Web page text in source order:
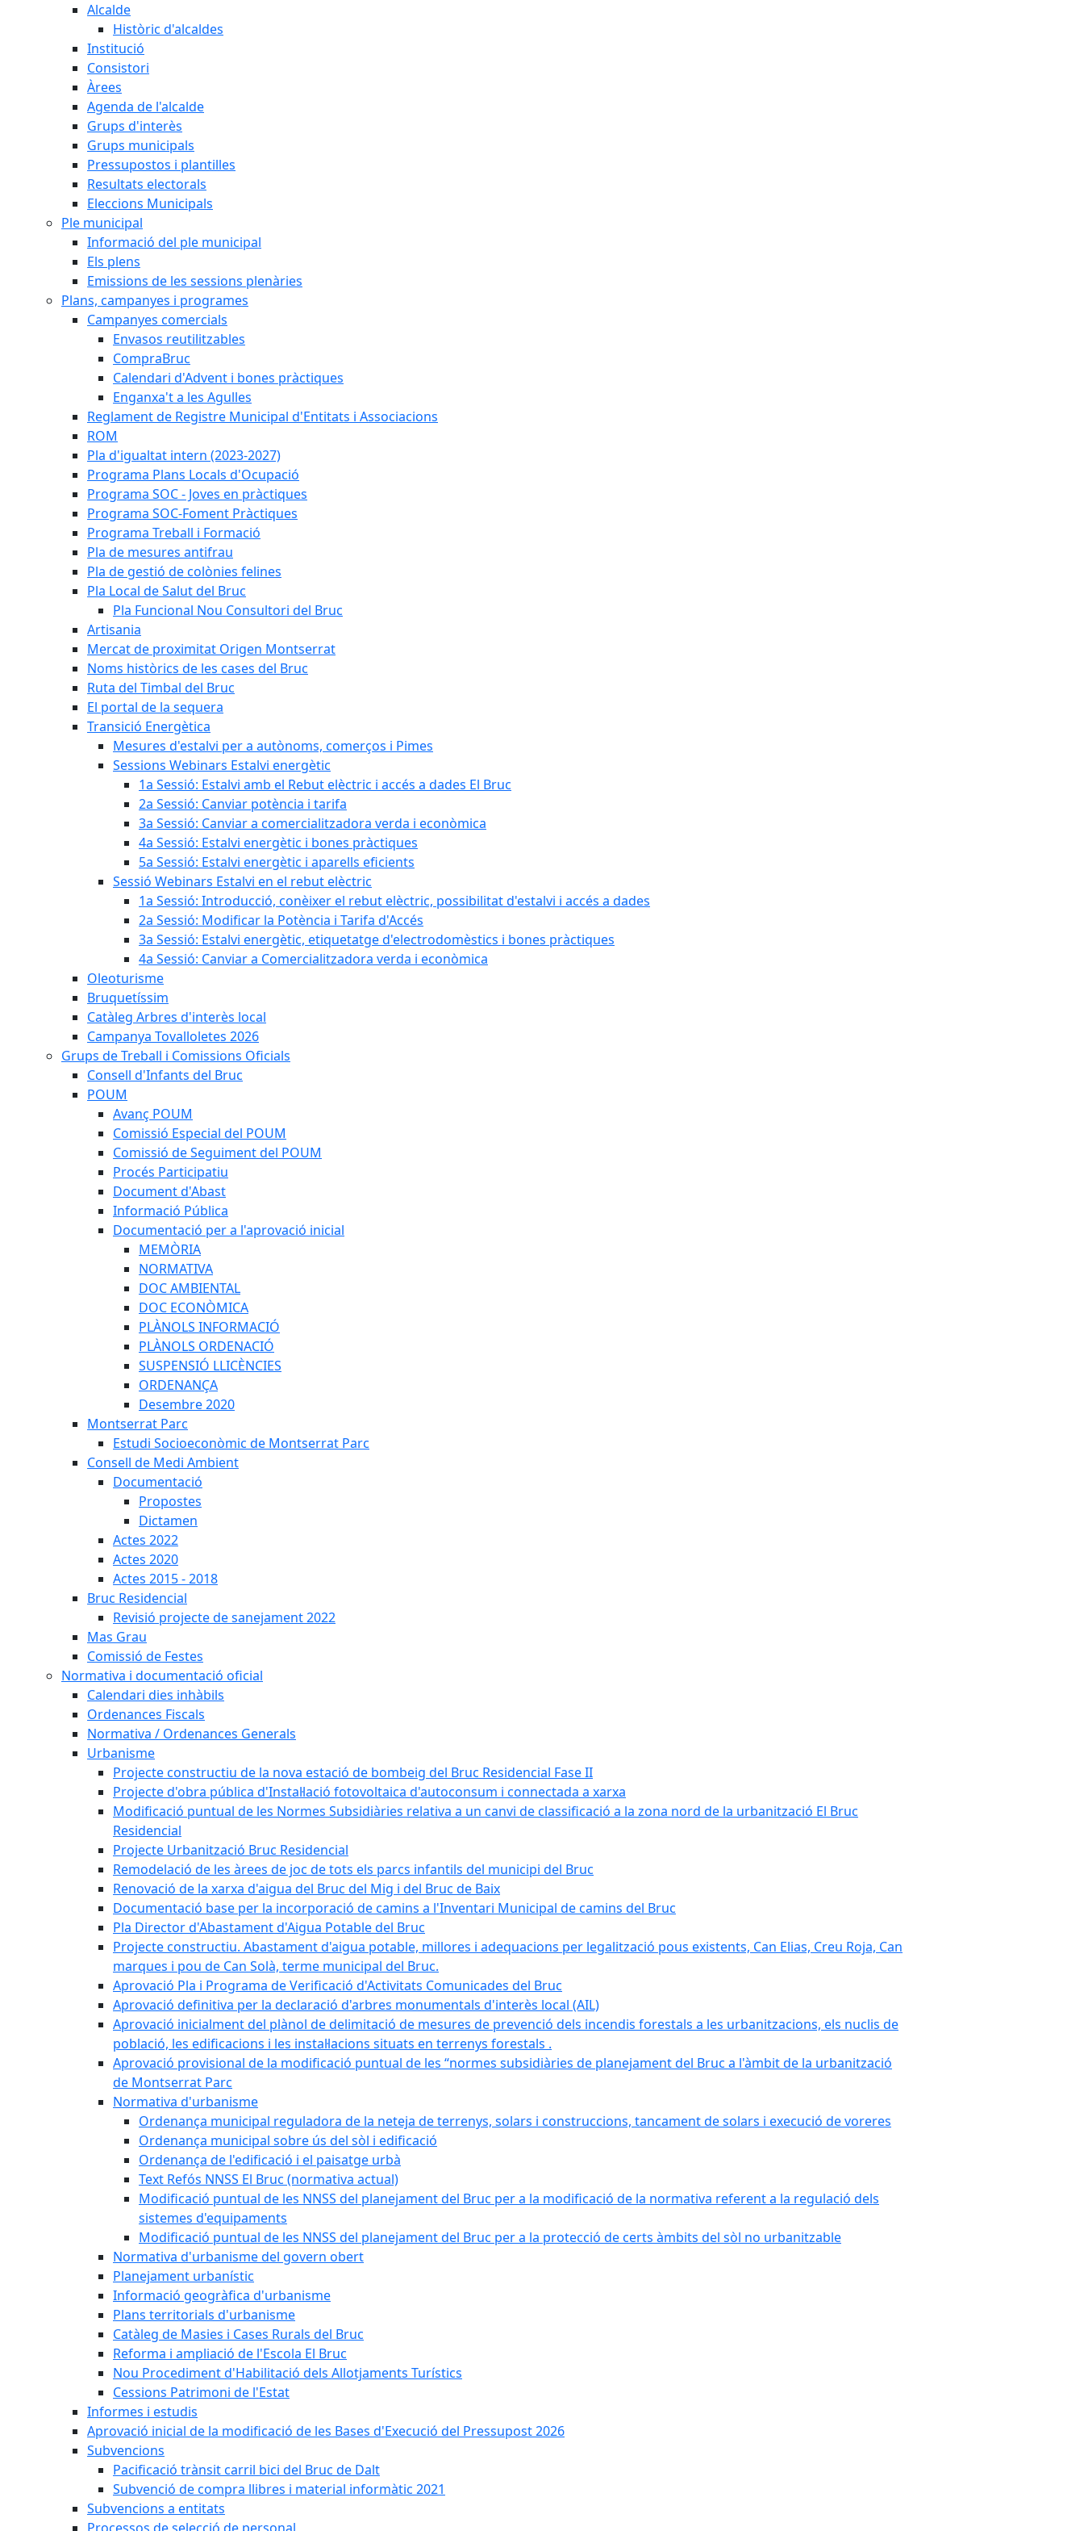
Alcalde
Històric d'alcaldes
Institució
Consistori
Àrees
Agenda de l'alcalde
Grups d'interès
Grups municipals
Pressupostos i plantilles
Resultats electorals
Eleccions Municipals
Ple municipal
Informació del ple municipal
Els plens
Emissions de les sessions plenàries
Plans, campanyes i programes
Campanyes comercials
Envasos reutilitzables
CompraBruc
Calendari d'Advent i bones pràctiques
Enganxa't a les Agulles
Reglament de Registre Municipal d'Entitats i Associacions
ROM
Pla d'igualtat intern (2023-2027)
Programa Plans Locals d'Ocupació
Programa SOC - Joves en pràctiques
Programa SOC-Foment Pràctiques
Programa Treball i Formació
Pla de mesures antifrau
Pla de gestió de colònies felines
Pla Local de Salut del Bruc
Pla Funcional Nou Consultori del Bruc
Artisania
Mercat de proximitat Origen Montserrat
Noms històrics de les cases del Bruc
Ruta del Timbal del Bruc
El portal de la sequera
Transició Energètica
Mesures d'estalvi per a autònoms, comerços i Pimes
Sessions Webinars Estalvi energètic
1a Sessió: Estalvi amb el Rebut elèctric i accés a dades El Bruc
2a Sessió: Canviar potència i tarifa
3a Sessió: Canviar a comercialitzadora verda i econòmica
4a Sessió: Estalvi energètic i bones pràctiques
5a Sessió: Estalvi energètic i aparells eficients
Sessió Webinars Estalvi en el rebut elèctric
1a Sessió: Introducció, conèixer el rebut elèctric, possibilitat d'estalvi i accés a dades
2a Sessió: Modificar la Potència i Tarifa d'Accés
3a Sessió: Estalvi energètic, etiquetatge d'electrodomèstics i bones pràctiques
4a Sessió: Canviar a Comercialitzadora verda i econòmica
Oleoturisme
Bruquetíssim
Catàleg Arbres d'interès local
Campanya Tovalloletes 2026
Grups de Treball i Comissions Oficials
Consell d'Infants del Bruc
POUM
Avanç POUM
Comissió Especial del POUM
Comissió de Seguiment del POUM
Procés Participatiu
Document d'Abast
Informació Pública
Documentació per a l'aprovació inicial
MEMÒRIA
NORMATIVA
DOC AMBIENTAL
DOC ECONÒMICA
PLÀNOLS INFORMACIÓ
PLÀNOLS ORDENACIÓ
SUSPENSIÓ LLICÈNCIES
ORDENANÇA
Desembre 2020
Montserrat Parc
Estudi Socioeconòmic de Montserrat Parc
Consell de Medi Ambient
Documentació
Propostes
Dictamen
Actes 2022
Actes 2020
Actes 2015 - 2018
Bruc Residencial
Revisió projecte de sanejament 2022
Mas Grau
Comissió de Festes
Normativa i documentació oficial
Calendari dies inhàbils
Ordenances Fiscals
Normativa / Ordenances Generals
Urbanisme
Projecte constructiu de la nova estació de bombeig del Bruc Residencial Fase II
Projecte d'obra pública d'Instal·lació fotovoltaica d'autoconsum i connectada a xarxa
Modificació puntual de les Normes Subsidiàries relativa a un canvi de classificació a la zona nord de la urbanització El Bruc
Residencial
Projecte Urbanització Bruc Residencial
Remodelació de les àrees de joc de tots els parcs infantils del municipi del Bruc
Renovació de la xarxa d'aigua del Bruc del Mig i del Bruc de Baix
Documentació base per la incorporació de camins a l'Inventari Municipal de camins del Bruc
Pla Director d'Abastament d'Aigua Potable del Bruc
Projecte constructiu. Abastament d'aigua potable, millores i adequacions per legalització pous existents, Can Elias, Creu Roja, Can
marques i pou de Can Solà, terme municipal del Bruc.
Aprovació Pla i Programa de Verificació d'Activitats Comunicades del Bruc
Aprovació definitiva per la declaració d'arbres monumentals d'interès local (AIL)
Aprovació inicialment del plànol de delimitació de mesures de prevenció dels incendis forestals a les urbanitzacions, els nuclis de
població, les edificacions i les instal·lacions situats en terrenys forestals .
Aprovació provisional de la modificació puntual de les “normes subsidiàries de planejament del Bruc a l'àmbit de la urbanització
de Montserrat Parc
Normativa d'urbanisme
Ordenança municipal reguladora de la neteja de terrenys, solars i construccions, tancament de solars i execució de voreres
Ordenança municipal sobre ús del sòl i edificació
Ordenança de l'edificació i el paisatge urbà
Text Refós NNSS El Bruc (normativa actual)
Modificació puntual de les NNSS del planejament del Bruc per a la modificació de la normativa referent a la regulació dels
sistemes d'equipaments
Modificació puntual de les NNSS del planejament del Bruc per a la protecció de certs àmbits del sòl no urbanitzable
Normativa d'urbanisme del govern obert
Planejament urbanístic
Informació geogràfica d'urbanisme
Plans territorials d'urbanisme
Catàleg de Masies i Cases Rurals del Bruc
Reforma i ampliació de l'Escola El Bruc
Nou Procediment d'Habilitació dels Allotjaments Turístics
Cessions Patrimoni de l'Estat
Informes i estudis
Aprovació inicial de la modificació de les Bases d'Execució del Pressupost 2026
Subvencions
Pacificació trànsit carril bici del Bruc de Dalt
Subvenció de compra llibres i material informàtic 2021
Subvencions a entitats